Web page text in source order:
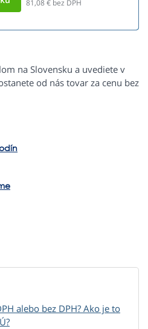
81,08€ bez DPH
na Slovensku a uvediete v
od nás tovar za cenu bez
alebo bez DPH? Ako je to